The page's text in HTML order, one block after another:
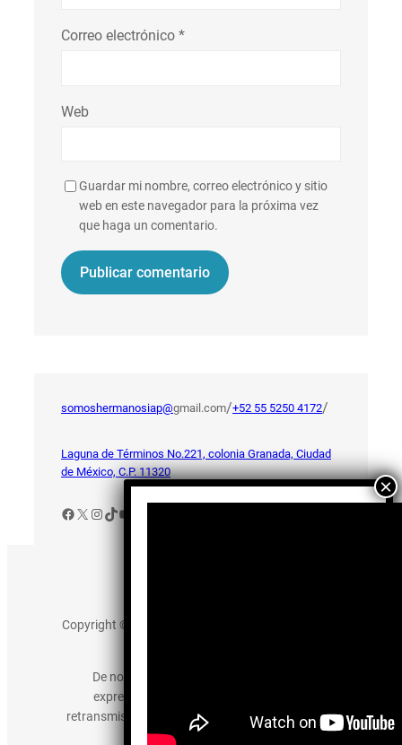
Correo electrónico *
Web
Guardar mi nombre, correo electrónico y sitio
web en este navegador para la próxima vez
que haga un comentario.
somoshermanosiap@gmail.com/+52 55 5250 4172/
Laguna de Términos No.221, colonia Granada, Ciudad
de México, C.P. 11320
Facebook
X Instagram
TikTok
YouTube
Copyright © 2025 somos-hermanos.mx. Todos los
De no existir previa autorización, queda
expresamente prohibida la publicación,
retransmisión, edición y cualquier otro uso de los
contenidos.